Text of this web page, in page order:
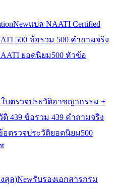
Newแปล NAATI Certified
500 ข้อรวม 500 คำถามจริง
ยอดนิยม500 หัวข้อ
บตรวจประวัติอาชญากรรม +
439 ข้อรวม 439 คำถามจริง
อตรวจประวัติยอดนิยม500
สุล)Newรับรองเอกสารกรม